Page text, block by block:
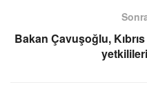
Bakan Çavuşoğlu,